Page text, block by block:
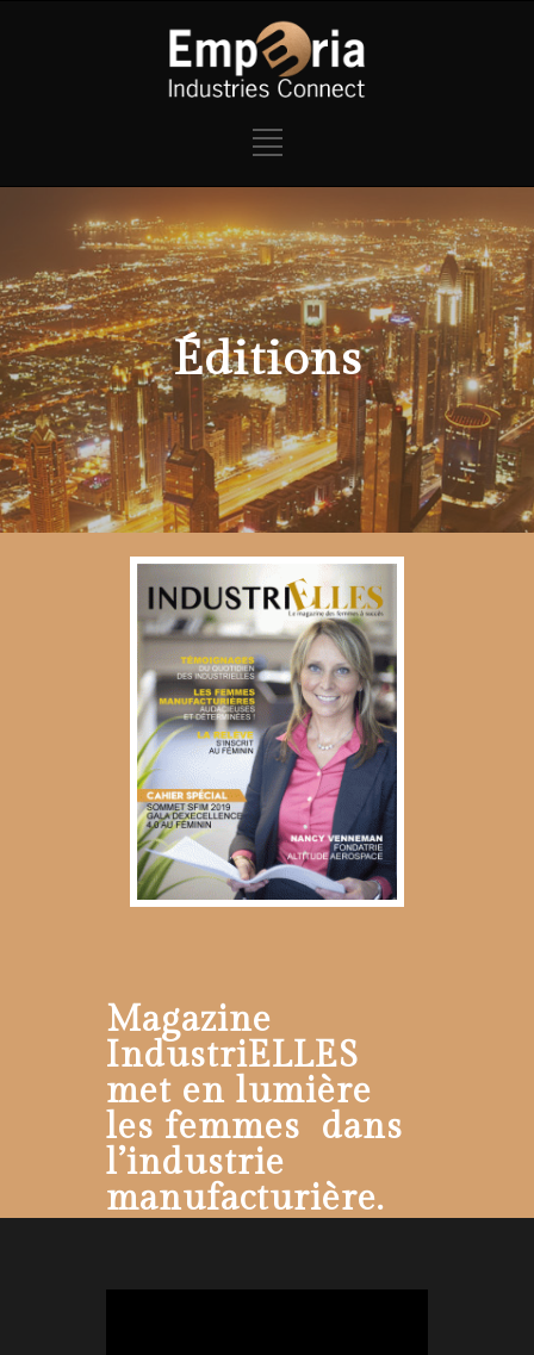
Éditions
Magazine
IndustriELLES
met en lumière
les femmes dans
l’industrie
manufacturière.